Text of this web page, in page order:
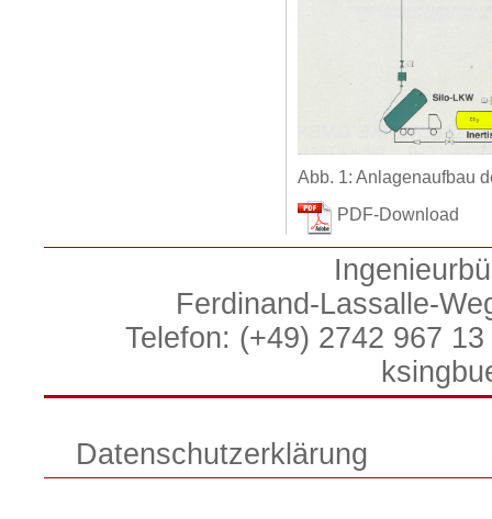
Abb. 1: Anlagenaufbau
PDF-Download
Ferdinand-Lassalle-
Telefon: (+49) 2742 967
Datenschutzerklärung